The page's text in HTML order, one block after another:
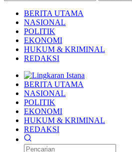
BERITA UTAMA
NASIONAL
POLITIK
EKONOMI
HUKUM & KRIMINAL
REDAKSI
BERITA UTAMA
NASIONAL
POLITIK
EKONOMI
HUKUM & KRIMINAL
REDAKSI